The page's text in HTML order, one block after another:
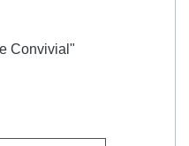
Convivial"